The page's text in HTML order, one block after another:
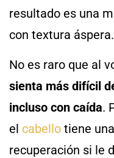
resultado es una
con textura áspera.
No es raro que al
sienta más difícil
incluso con caída.
el cabello tiene
recuperación si le